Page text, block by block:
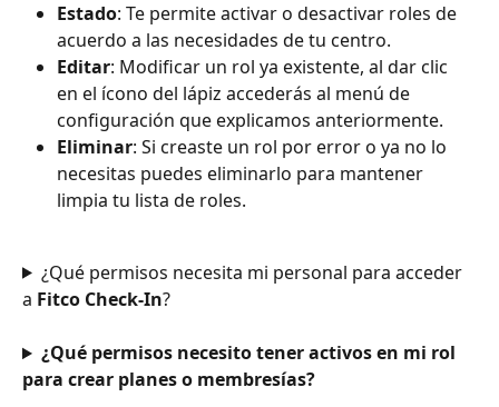
Estado: Te permite activar o desactivar roles de
acuerdo a las necesidades de tu centro.
Editar: Modificar un rol ya existente, al dar clic
en el ícono del lápiz accederás al menú de
configuración que explicamos anteriormente.
Eliminar: Si creaste un rol por error o ya no lo
necesitas puedes eliminarlo para mantener
limpia tu lista de roles.
¿Qué permisos necesita mi personal para acceder
a Fitco Check-In?
¿Qué permisos necesito tener activos en mi rol
para crear planes o membresías?